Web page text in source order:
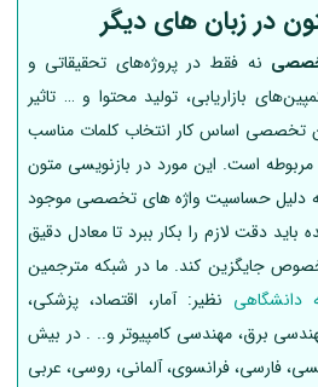
در زبان های دیگر
نه فقط در پروژه‌های تحقیقاتی و
بازاریابی، تولید محتوا و … تاثیر
تخصصی اساس کار انتخاب کلمات مناسب
است. این مورد در بازنویسی متون
دلیل حساسیت واژه های تخصصی موجود
باید دقت لازم را بکار ببرد تا معادل دقیق
جایگزین کند. ما در شبکه مترجمین
دانشگاهی نظیر: آمار، اقتصاد، پزشکی،
برق، مهندسی کامپیوتر و.. . در بیش
فارسی، فرانسوی، آلمانی، روسی، عربی